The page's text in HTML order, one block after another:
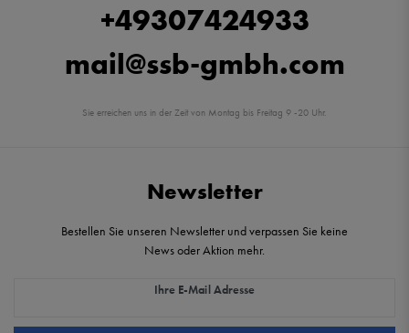
+49307424933
mail@ssb-gmbh.com
Sie erreichen uns in der Zeit von Montag bis Freitag 9 -20 Uhr.
Newsletter
Bestellen Sie unseren Newsletter und verpassen Sie keine
News oder Aktion mehr.
Ihre E-Mail Adresse
Newsletter Honig